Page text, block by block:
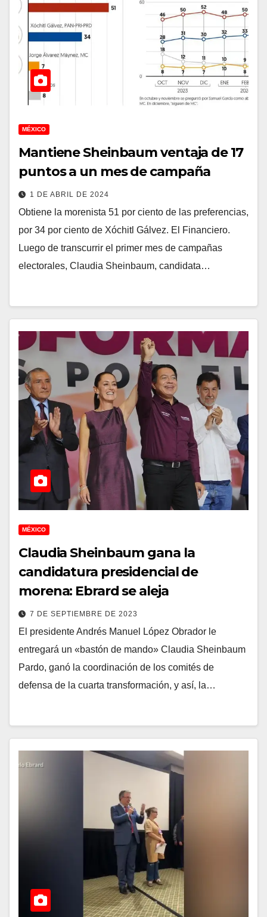
MÉXICO
Mantiene Sheinbaum ventaja de 17
puntos a un mes de campaña
1 DE ABRIL DE 2024
Obtiene la morenista 51 por ciento de las preferencias,
por 34 por ciento de Xóchitl Gálvez. El Financiero.
Luego de transcurrir el primer mes de campañas
electorales, Claudia Sheinbaum, candidata…
MÉXICO
Claudia Sheinbaum gana la
candidatura presidencial de
morena: Ebrard se aleja
7 DE SEPTIEMBRE DE 2023
El presidente Andrés Manuel López Obrador le
entregará un «bastón de mando» Claudia Sheinbaum
Pardo, ganó la coordinación de los comités de
defensa de la cuarta transformación, y así, la…